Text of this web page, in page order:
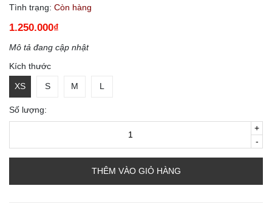
Tình trạng: Còn hàng
1.250.000₫
Mô tả đang cập nhật
Kích thước
XS S M L
Số lượng:
-
+
THÊM VÀO GIỎ HÀNG